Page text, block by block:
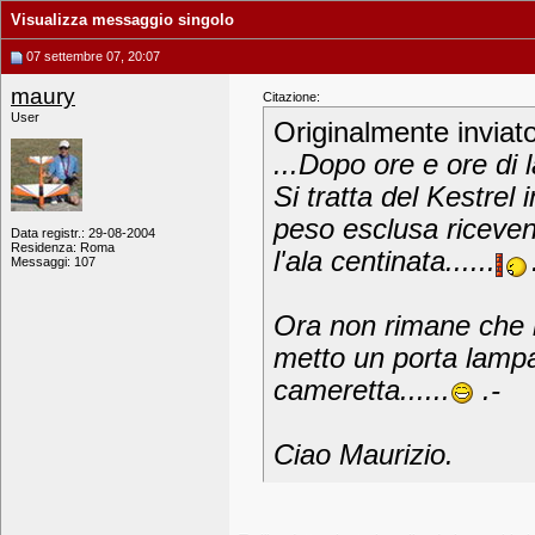
Visualizza messaggio singolo
07 settembre 07, 20:07
maury
User
Data registr.: 29-08-2004
Residenza: Roma
Messaggi: 107
Citazione:
Originalmente
...Dopo ore e ore di
Si tratta del Kestrel
peso esclusa
l'ala centinata......
Ora non rimane
metto un porta
cameretta......
.-
Ciao Maurizio.